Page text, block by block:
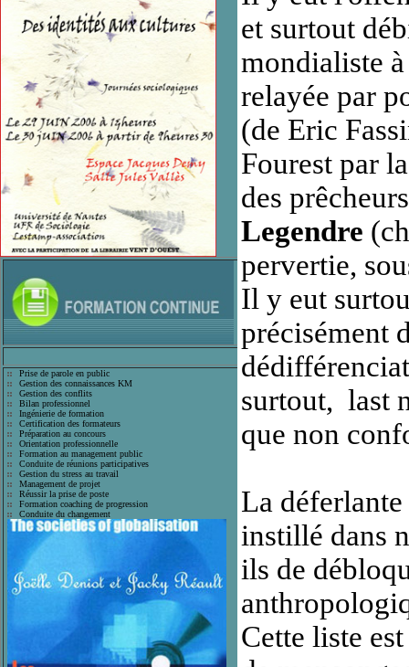
Prise de parole en public
Gestion des connaissances KM
Gestion des conflits
Bilan professionnel
Ingénierie de formation
Certification des formateurs
Préparation au concours
Orientation professionnelle
Formation au management public
Conduite de réunions participatives
Gestion du stress au travail
Management de projet
Réussir la prise de poste
Formation coaching de progression
Conduite du changement
et surtout
mondialiste
relayée par
(de Eric
Fourest par
des
Legendre
pervertie,
Il y eut
précisément
surtout, last
que non
La
instillé dans
ils de
Cette liste